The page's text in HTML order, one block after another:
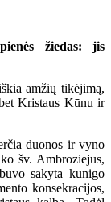
žiedas: jis
amžių tikėjimą,
Kristaus Kūnu ir
duonos ir vyno
šv. Ambroziejus,
sakyta kunigo
konsekracijos,